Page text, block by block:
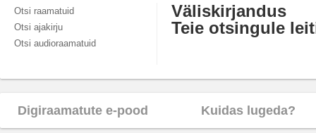
Otsi raamatuid
Otsi ajakirju
Otsi audioraamatuid
Väliskirjandus
Teie otsingule
Digiraamatute e-pood Kuidas lugeda?